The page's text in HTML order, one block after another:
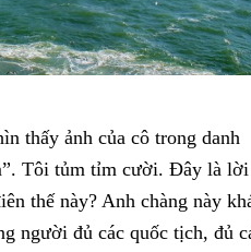
thấy ảnh của cô trong danh
Tôi tủm tỉm cười. Đây là lời
thế này? Anh chàng này
người đủ các quốc tịch, đủ